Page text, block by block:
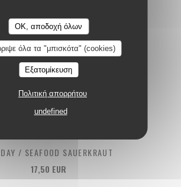
OK, αποδοχή όλων
όλα τα "μπισκότα" (cookies)
Εξατομίκευση
Πολιτική απορρήτου
undefined
POLIDOR WEEK
/ SAUSAGE WITH LENTILS
15,90 EUR
/ SEAFOOD SAUERKRAUT
17,50 EUR
Polidor